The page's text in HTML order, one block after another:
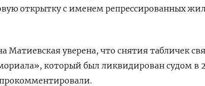
открытку с именем репрессированных
Матиевская уверена, что снятия табличек
который был ликвидирован судом в